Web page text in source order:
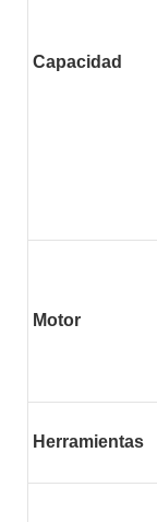
Capacidad
Motor
Herramientas